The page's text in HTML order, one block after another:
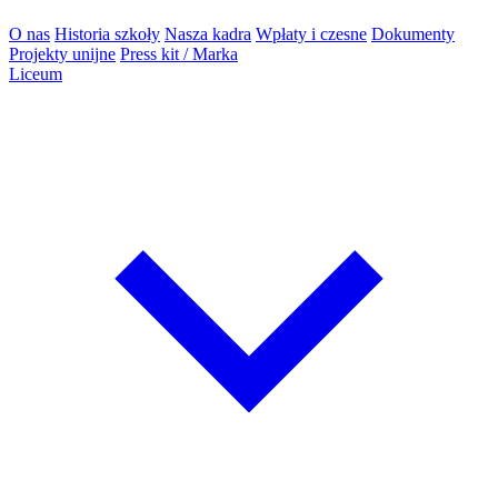
O nas Historia szkoły Nasza kadra Wpłaty i czesne Dokumenty
Projekty unijne Press kit / Marka
Liceum